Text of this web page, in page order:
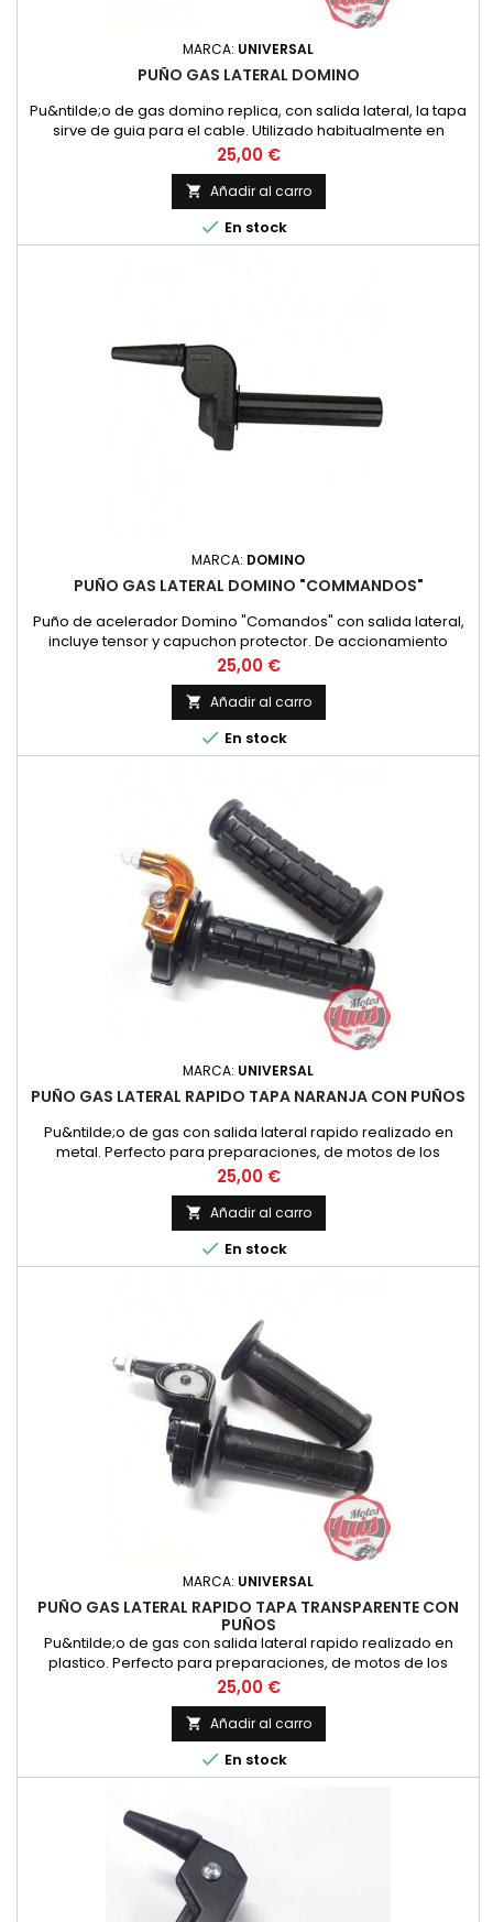
MARCA: UNIVERSAL
PUÑO GAS LATERAL DOMINO
Pu&ntilde;o de gas domino replica, con salida lateral, la tapa
sirve de guia para el cable. Utilizado habitualmente en
ciclomotores de los a&ntilde;os 80 o 90.
Precio
25,00 €
 Añadir al carro
 En stock
MARCA: DOMINO
PUÑO GAS LATERAL DOMINO "COMMANDOS"
Puño de acelerador Domino "Comandos" con salida lateral,
incluye tensor y capuchon protector. De accionamiento
rapido debido a su gran diametro, Se puede montar en
motos clasicas de Cross y Enduro como Montesa Cappra,
Enduro, OSSA Phantom, Bultaco Frontera, Pursang, etc...
Precio
25,00 €
 Añadir al carro
 En stock
MARCA: UNIVERSAL
PUÑO GAS LATERAL RAPIDO TAPA NARANJA CON PUÑOS
Pu&ntilde;o de gas con salida lateral rapido realizado en
metal. Perfecto para preparaciones, de motos de los
a&ntilde;os 70, 80 y 90. Incluye Pu&ntilde;os
Precio
25,00 €
 Añadir al carro
 En stock
MARCA: UNIVERSAL
PUÑO GAS LATERAL RAPIDO TAPA TRANSPARENTE CON
PUÑOS
Pu&ntilde;o de gas con salida lateral rapido realizado en
plastico. Perfecto para preparaciones, de motos de los
a&ntilde;os 70, 80 y 90. Incluye Pu&ntilde;os
Precio
25,00 €
 Añadir al carro
 En stock